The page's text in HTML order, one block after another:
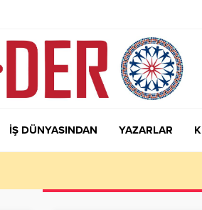
İŞ DÜNYASINDAN YAZARLAR